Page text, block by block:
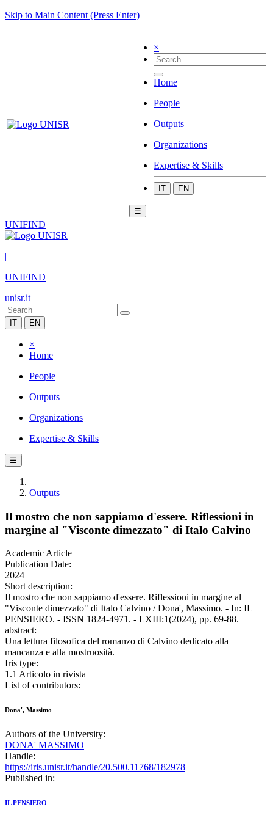
Skip to Main Content (Press Enter)
×
Home
People
Outputs
Organizations
Expertise & Skills
IT EN
☰
UNIFIND
|
UNIFIND
unisr.it
IT EN
×
Home
People
Outputs
Organizations
Expertise & Skills
☰
Outputs
Il mostro che non sappiamo d'essere. Riflessioni in
margine al "Visconte dimezzato" di Italo Calvino
Academic Article
Publication Date:
2024
Short description:
Il mostro che non sappiamo d'essere. Riflessioni in margine al
"Visconte dimezzato" di Italo Calvino / Dona', Massimo. - In: IL
PENSIERO. - ISSN 1824-4971. - LXIII:1(2024), pp. 69-88.
abstract:
Una lettura filosofica del romanzo di Calvino dedicato alla
mancanza e alla mostruosità.
Iris type:
1.1 Articolo in rivista
List of contributors:
Dona', Massimo
Authors of the University:
DONA' MASSIMO
Handle:
https://iris.unisr.it/handle/20.500.11768/182978
Published in:
IL PENSIERO